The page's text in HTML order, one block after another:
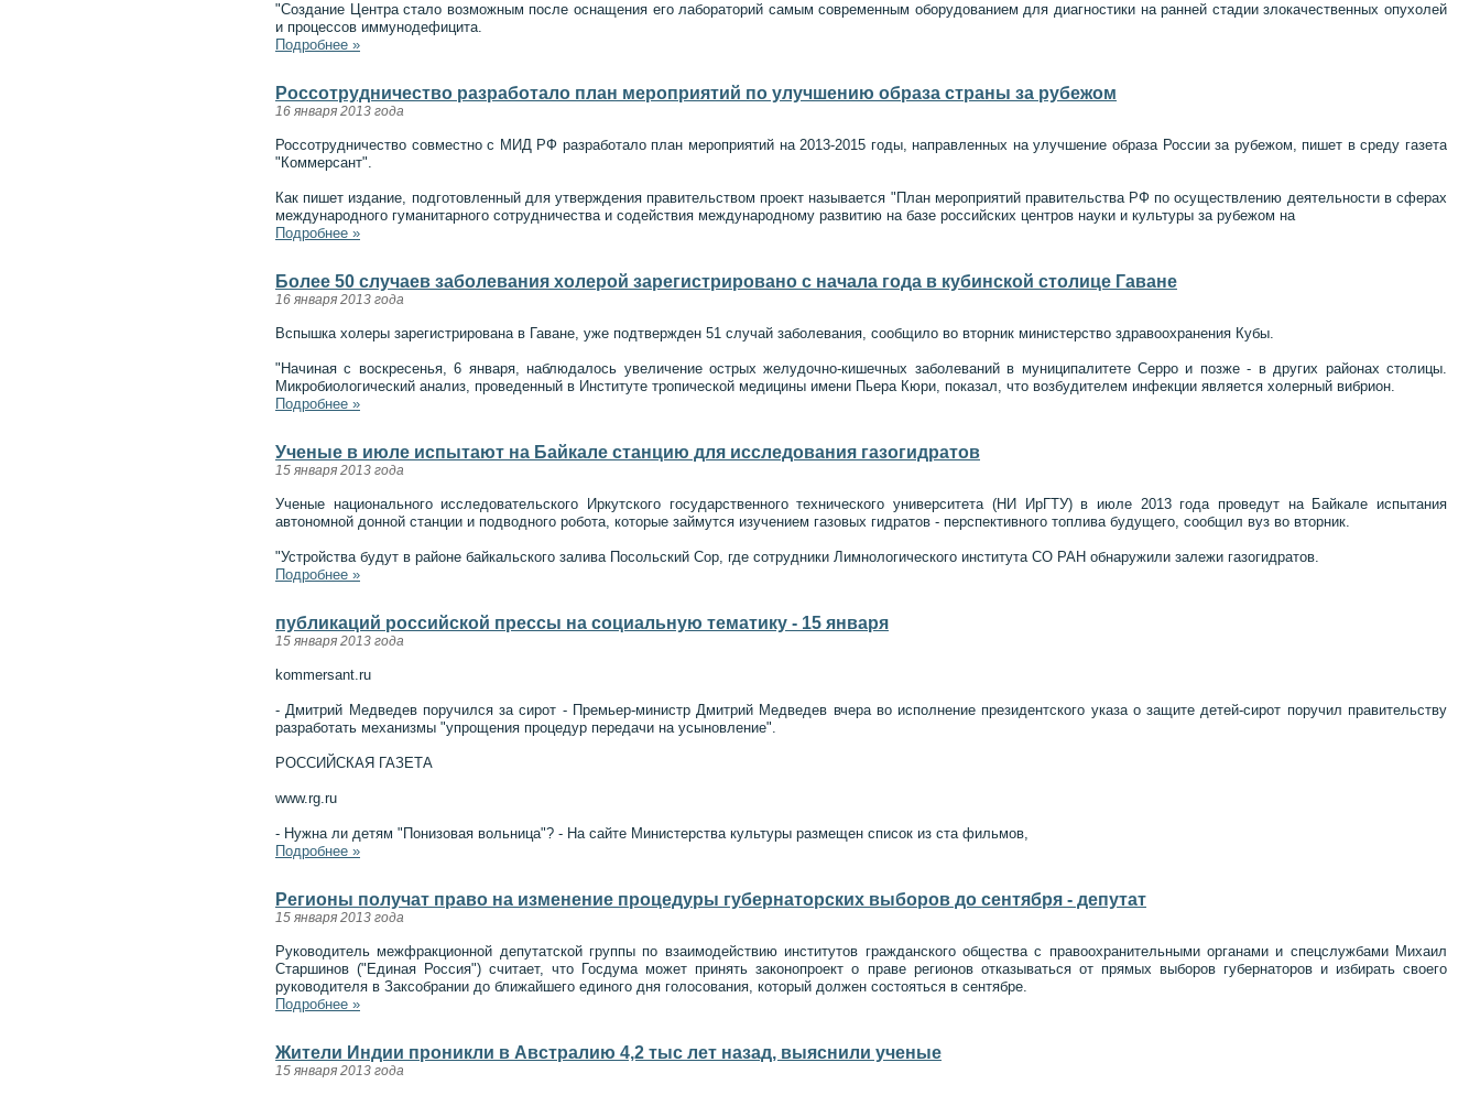
"Создание Центра стало возможным после оснащения его лабораторий самым современным оборудованием для диагностики на ранней стадии злокачественных опухолей
и процессов иммунодефицита.
Подробнее »
Россотрудничество разработало план мероприятий по улучшению образа страны за рубежом
16 января 2013 года
Россотрудничество совместно с МИД РФ разработало план мероприятий на 2013-2015 годы, направленных на улучшение образа России за рубежом, пишет в среду газета
"Коммерсант".
Как пишет издание, подготовленный для утверждения правительством проект называется "План мероприятий правительства РФ по осуществлению деятельности в сферах
международного гуманитарного сотрудничества и содействия международному развитию на базе российских центров науки и культуры за рубежом на
Подробнее »
Более 50 случаев заболевания холерой зарегистрировано с начала года в кубинской столице Гаване
16 января 2013 года
Вспышка холеры зарегистрирована в Гаване, уже подтвержден 51 случай заболевания, сообщило во вторник министерство здравоохранения Кубы.
"Начиная с воскресенья, 6 января, наблюдалось увеличение острых желудочно-кишечных заболеваний в муниципалитете Серро и позже - в других районах столицы.
Микробиологический анализ, проведенный в Институте тропической медицины имени Пьера Кюри, показал, что возбудителем инфекции является холерный вибрион.
Подробнее »
Ученые в июле испытают на Байкале станцию для исследования газогидратов
15 января 2013 года
Ученые национального исследовательского Иркутского государственного технического университета (НИ ИрГТУ) в июле 2013 года проведут на Байкале испытания
автономной донной станции и подводного робота, которые займутся изучением газовых гидратов - перспективного топлива будущего, сообщил вуз во вторник.
"Устройства будут в районе байкальского залива Посольский Сор, где сотрудники Лимнологического института СО РАН обнаружили залежи газогидратов.
Подробнее »
публикаций российской прессы на социальную тематику - 15 января
15 января 2013 года
kommersant.ru
- Дмитрий Медведев поручился за сирот - Премьер-министр Дмитрий Медведев вчера во исполнение президентского указа о защите детей-сирот поручил правительству
разработать механизмы "упрощения процедур передачи на усыновление".
РОССИЙСКАЯ ГАЗЕТА
www.rg.ru
- Нужна ли детям "Понизовая вольница"? - На сайте Министерства культуры размещен список из ста фильмов,
Подробнее »
Регионы получат право на изменение процедуры губернаторских выборов до сентября - депутат
15 января 2013 года
Руководитель межфракционной депутатской группы по взаимодействию институтов гражданского общества с правоохранительными органами и спецслужбами Михаил
Старшинов ("Единая Россия") считает, что Госдума может принять законопроект о праве регионов отказываться от прямых выборов губернаторов и избирать своего
руководителя в Заксобрании до ближайшего единого дня голосования, который должен состояться в сентябре.
Подробнее »
Жители Индии проникли в Австралию 4,2 тыс лет назад, выяснили ученые
15 января 2013 года